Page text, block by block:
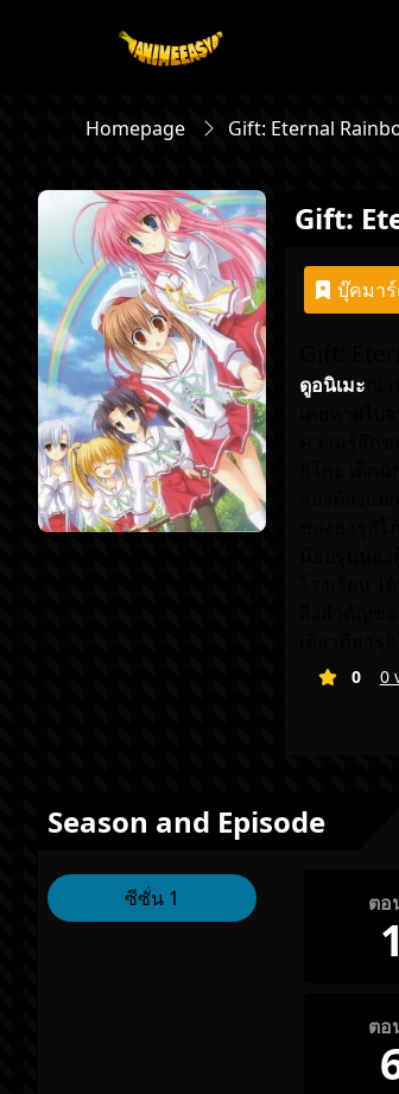
Homepage Gift: Eternal
Gift:
บุ๊คมา
ดูอนิเมะ
0 0
Season and Episode
ซีซั่น 1 ตอ
1
ตอ